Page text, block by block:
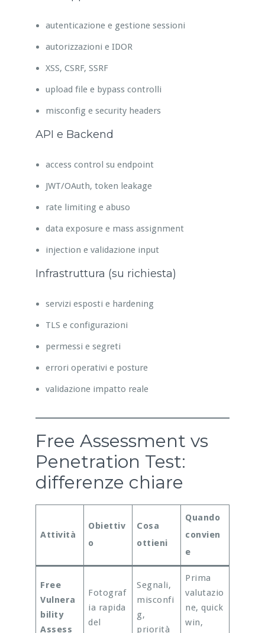
autenticazione e gestione sessioni
autorizzazioni e IDOR
XSS, CSRF, SSRF
upload file e bypass controlli
misconfig e security headers
API e Backend
access control su endpoint
JWT/OAuth, token leakage
rate limiting e abuso
data exposure e mass assignment
injection e validazione input
Infrastruttura (su richiesta)
servizi esposti e hardening
TLS e configurazioni
permessi e segreti
errori operativi e posture
validazione impatto reale
Free Assessment vs
Penetration Test:
differenze chiare
Attività
Obiettiv
o
Cosa
ottieni
Quando
convien
e
Free
Vulnera
bility
Assess
Fotograf
ia rapida
del
Segnali,
misconfi
g,
priorità
Prima
valutazio
ne, quick
win,